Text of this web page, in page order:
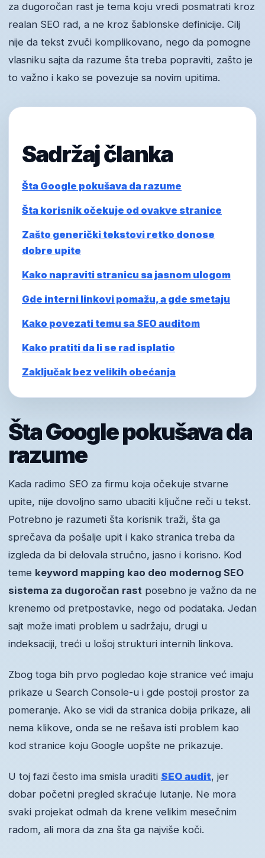
za dugoročan rast je tema koju vredi posmatrati kroz
realan SEO rad, a ne kroz šablonske definicije. Cilj
nije da tekst zvuči komplikovano, nego da pomogne
vlasniku sajta da razume šta treba popraviti, zašto je
to važno i kako se povezuje sa novim upitima.
Sadržaj članka
Šta Google pokušava da razume
Šta korisnik očekuje od ovakve stranice
Zašto generički tekstovi retko donose
dobre upite
Kako napraviti stranicu sa jasnom ulogom
Gde interni linkovi pomažu, a gde smetaju
Kako povezati temu sa SEO auditom
Kako pratiti da li se rad isplatio
Zaključak bez velikih obećanja
Šta Google pokušava da
razume
Kada radimo SEO za firmu koja očekuje stvarne
upite, nije dovoljno samo ubaciti ključne reči u tekst.
Potrebno je razumeti šta korisnik traži, šta ga
sprečava da pošalje upit i kako stranica treba da
izgleda da bi delovala stručno, jasno i korisno. Kod
teme keyword mapping kao deo modernog SEO
sistema za dugoročan rast posebno je važno da ne
krenemo od pretpostavke, nego od podataka. Jedan
sajt može imati problem u sadržaju, drugi u
indeksaciji, treći u lošoj strukturi internih linkova.
Zbog toga bih prvo pogledao koje stranice već imaju
prikaze u Search Console-u i gde postoji prostor za
pomeranje. Ako se vidi da stranica dobija prikaze, ali
nema klikove, onda se ne rešava isti problem kao
kod stranice koju Google uopšte ne prikazuje.
U toj fazi često ima smisla uraditi SEO audit, jer
dobar početni pregled skraćuje lutanje. Ne mora
svaki projekat odmah da krene velikim mesečnim
radom, ali mora da zna šta ga najviše koči.